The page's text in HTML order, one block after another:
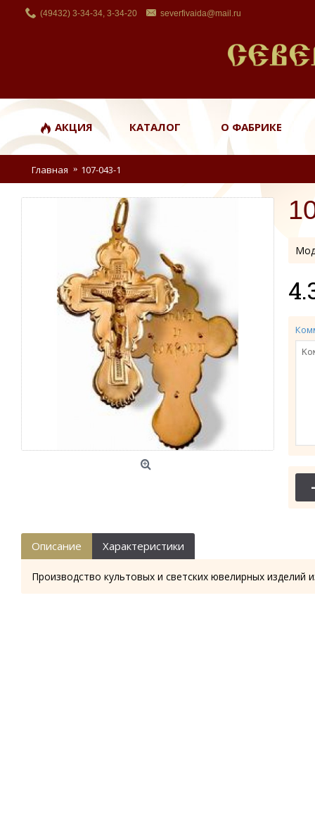
(49432) 3-34-34, 3-34-20 severfivaida@mail.ru
АКЦИЯ КАТАЛОГ О ФАБРИКЕ
Главная 107-043-1
-
Описание Характеристики
Производство культовых и светских ювелирных изделий